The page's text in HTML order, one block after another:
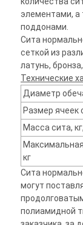
элементами,
поддонами.
Сита
сеткой из
латунь,
Технические
Диаметр
Размер ячеек
Масса сита,
кг
Сита
могут
полиамидной